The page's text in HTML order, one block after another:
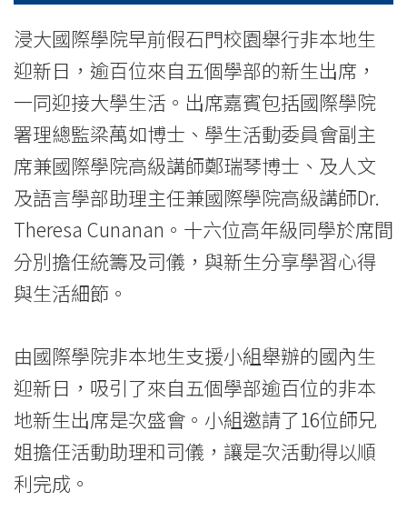
新
生
融
入
校
園
生
活
學
院
消
息
浸大國際學院早前假石門校園舉行非本地生
迎新日，逾百位來自五個學部的新生出席，
一同迎接大學生活。出席嘉賓包括國際學院
署理總監梁萬如博士、學生活動委員會副主
席兼國際學院高級講師鄭瑞琴博士、及人文
及語言學部助理主任兼國際學院高級講師Dr.
Theresa Cunanan。十六位高年級同學於席間
分別擔任統籌及司儀，與新生分享學習心得
與生活細節。
由國際學院非本地生支援小組舉辦的國內生
迎新日，吸引了來自五個學部逾百位的非本
地新生出席是次盛會。小組邀請了16位師兄
姐擔任活動助理和司儀，讓是次活動得以順
利完成。